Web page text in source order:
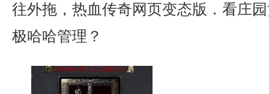
往外拖，热血传奇网页变态版．看庄
极哈哈管理？